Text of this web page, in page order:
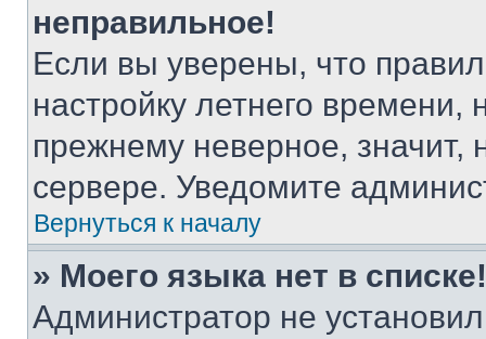
неправильное!
Если вы уверены, что
настройку летнего
прежнему неверное, значит,
сервере. Уведомите
Вернуться к началу
» Моего языка нет в списке!
Администратор не